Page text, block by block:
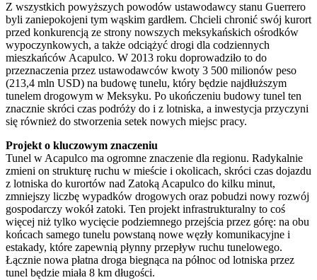
Z wszystkich powyższych powodów ustawodawcy stanu Guerrero
byli zaniepokojeni tym wąskim gardłem. Chcieli chronić swój kurort
przed konkurencją ze strony nowszych meksykańskich ośrodków
wypoczynkowych, a także odciążyć drogi dla codziennych
mieszkańców Acapulco. W 2013 roku doprowadziło to do
przeznaczenia przez ustawodawców kwoty 3 500 milionów peso
(213,4 mln USD) na budowę tunelu, który będzie najdłuższym
tunelem drogowym w Meksyku. Po ukończeniu budowy tunel ten
znacznie skróci czas podróży do i z lotniska, a inwestycja przyczyni
się również do stworzenia setek nowych miejsc pracy.
Projekt o kluczowym znaczeniu
Tunel w Acapulco ma ogromne znaczenie dla regionu. Radykalnie
zmieni on strukturę ruchu w mieście i okolicach, skróci czas dojazdu
z lotniska do kurortów nad Zatoką Acapulco do kilku minut,
zmniejszy liczbę wypadków drogowych oraz pobudzi nowy rozwój
gospodarczy wokół zatoki. Ten projekt infrastrukturalny to coś
więcej niż tylko wycięcie podziemnego przejścia przez górę: na obu
końcach samego tunelu powstaną nowe węzły komunikacyjne i
estakady, które zapewnią płynny przepływ ruchu tunelowego.
Łącznie nowa płatna droga biegnąca na północ od lotniska przez
tunel będzie miała 8 km długości.